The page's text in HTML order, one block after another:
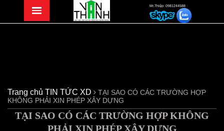
Mr.Thiệp: 0981244588
Trang chủ TIN TỨC XD
TẠI SAO CÓ CÁC TRƯỜNG HỢP
KHÔNG PHẢI XIN PHÉP XÂY DỰNG
TẠI SAO CÓ CÁC TRƯỜNG HỢP KHÔNG
PHẢI XIN PHÉP XÂY DỰNG